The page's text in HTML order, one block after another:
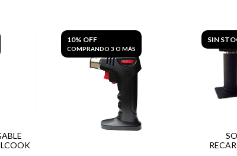
10% OFF
COMPRANDO 3 O MÁS
SIN